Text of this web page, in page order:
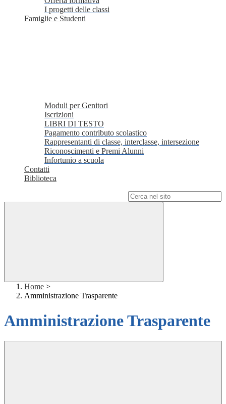
I progetti delle classi
Famiglie e Studenti
Moduli per Genitori
Iscrizioni
LIBRI DI TESTO
Pagamento contributo scolastico
Rappresentanti di classe, interclasse, intersezione
Riconoscimenti e Premi Alunni
Infortunio a scuola
Contatti
Biblioteca
Home >
Amministrazione Trasparente
Amministrazione Trasparente